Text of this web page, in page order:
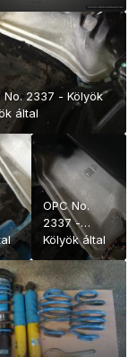
No. 2337 - Kölyök
által
OPC No.
2337 -
Kölyök
2014.08.15.
Kölyökáltal